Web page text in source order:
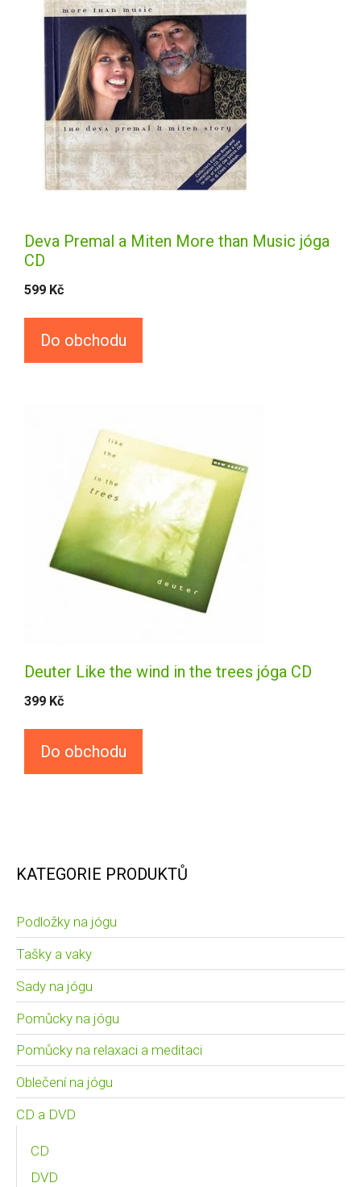
Deva Premal a Miten More than Music jóga
CD
599 Kč
Do obchodu
Deuter Like the wind in the trees jóga CD
399 Kč
Do obchodu
KATEGORIE PRODUKTŮ
Podložky na jógu
Tašky a vaky
Sady na jógu
Pomůcky na jógu
Pomůcky na relaxaci a meditaci
Oblečení na jógu
CD a DVD
CD
DVD